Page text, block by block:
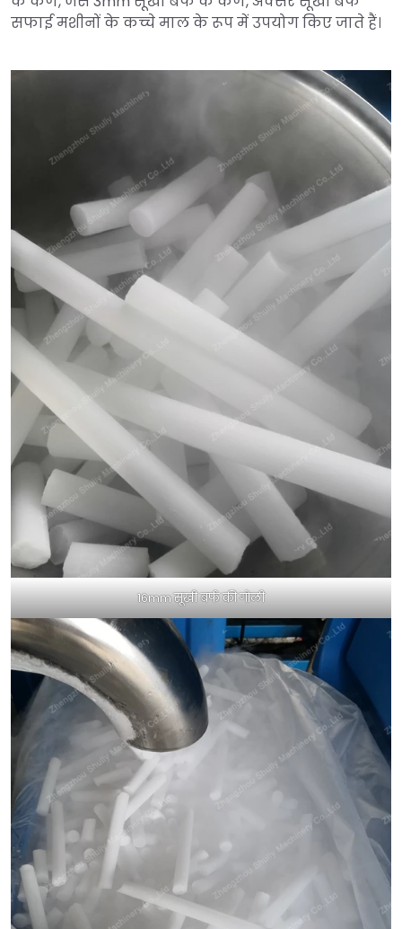
सफाई मशीनों के कच्चे माल के रूप में उपयोग किए जाते हैं।
16mm सूखी बर्फ की गोली